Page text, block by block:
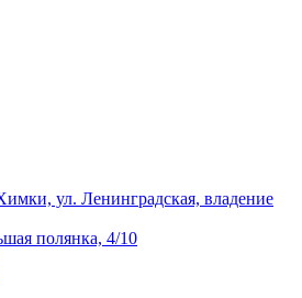
ул. Ленинградская, владение
полянка, 4/10